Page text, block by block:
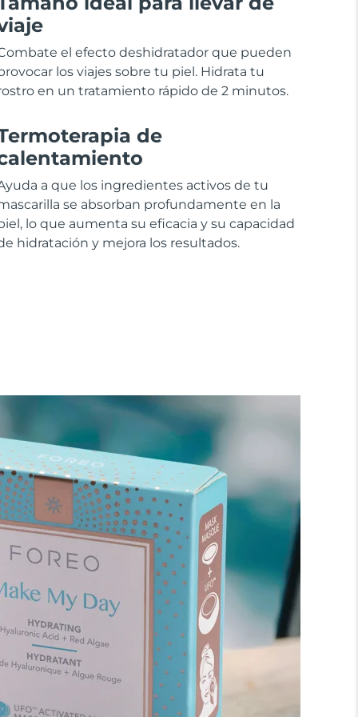
el efecto deshidratador que pueden
los viajes sobre tu piel. Hidrata tu
en un tratamiento rápido de 2 minutos.
de
a que los ingredientes activos de tu
se absorban profundamente en la
lo que aumenta su eficacia y su capacidad
hidratación y mejora los resultados.